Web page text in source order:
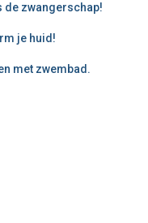
de zwangerschap!
je huid!
met zwembad.